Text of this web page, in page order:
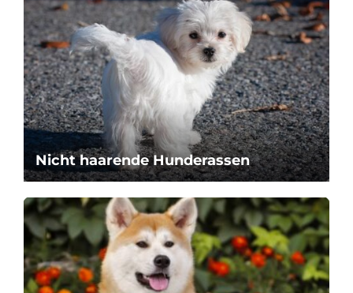
Nicht haarende Hunderassen